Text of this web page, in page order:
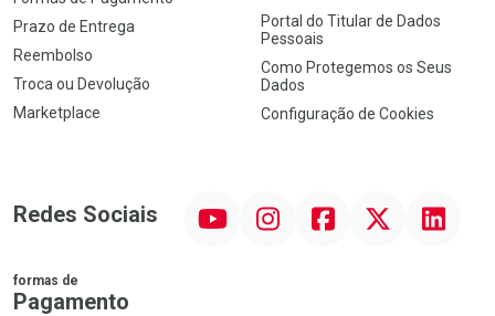
Prazo de Entrega
Reembolso
Troca ou Devolução
Marketplace
Portal do Titular de Dados
Pessoais
Como Protegemos os Seus
Dados
Configuração de Cookies
Redes Sociais InstagramFacebookTwitter Linkedin
formas de
Pagamento